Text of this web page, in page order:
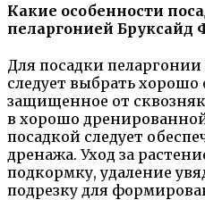
Какие особенности
пеларгонией Бруксайд
Для посадки
следует выбрать
защищенное от
в хорошо
посадкой следует
дренажа. Уход за
подкормку, удаление
подрезку для